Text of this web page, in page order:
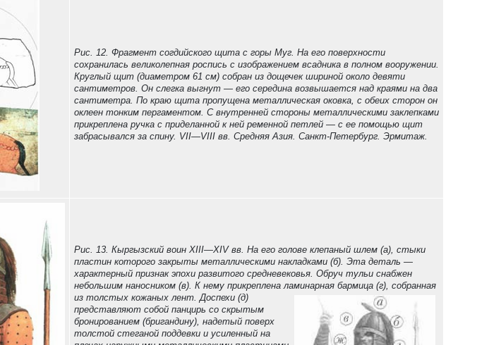
Рис. 12. Фрагмент согдийского щита с горы Муг. На его поверхности
сохранилась великолепная роспись с изображением всадника в полном вооружении.
Круглый щит (диаметром 61 см) собран из дощечек шириной около девяти
сантиметров. Он слегка выгнут — его середина возвышается над краями на два
сантиметра. По краю щита пропущена металлическая оковка, с обеих сторон он
оклеен тонким пергаментом. С внутренней стороны металлическими заклепками
прикреплена ручка с приделанной к ней ременной петлей — с ее помощью щит
забрасывался за спину. VII—VIII вв. Средняя Азия. Санкт-Петербург. Эрмитаж.
Рис. 13. Кыргызский воин XIII—XIV вв. На его голове клепаный шлем (а), стыки
пластин которого закрыты металлическими накладками (б). Эта деталь —
характерный признак эпохи развитого средневековья. Обруч тульи снабжен
небольшим наносником (в). К нему прикреплена ламинарная бармица (г), собранная
из толстых кожаных лент.Доспехи (д)
представляют собой панцирь со скрытым
бронированием (бригандину), надетый поверх
толстой стеганой поддевки и усиленный на